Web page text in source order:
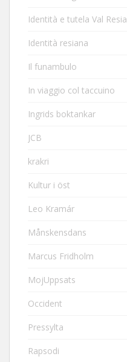
Identità e tutela Val Resia
Identità resiana
Il funambulo
In viaggio col taccuino
Ingrids boktankar
JCB
krakri
Kultur i öst
Leo Kramár
Månskensdans
Marcus Fridholm
MojUppsats
Occident
Pressylta
Rapsodi